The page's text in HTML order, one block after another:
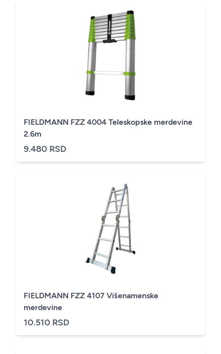
FIELDMANN FZZ 4004 Teleskopske merdevine
2.6m
9.480 RSD
FIELDMANN FZZ 4107 Višenamenske
merdevine
10.510 RSD